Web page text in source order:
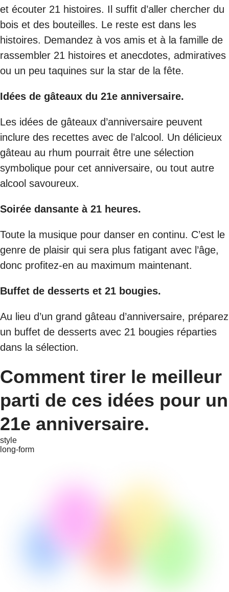
et écouter 21 histoires. Il suffit d’aller chercher du
bois et des bouteilles. Le reste est dans les
histoires. Demandez à vos amis et à la famille de
rassembler 21 histoires et anecdotes, admiratives
ou un peu taquines sur la star de la fête.
Idées de gâteaux du 21e anniversaire.
Les idées de gâteaux d’anniversaire peuvent
inclure des recettes avec de l’alcool. Un délicieux
gâteau au rhum pourrait être une sélection
symbolique pour cet anniversaire, ou tout autre
alcool savoureux.
Soirée dansante à 21 heures.
Toute la musique pour danser en continu. C’est le
genre de plaisir qui sera plus fatigant avec l’âge,
donc profitez-en au maximum maintenant.
Buffet de desserts et 21 bougies.
Au lieu d’un grand gâteau d’anniversaire, préparez
un buffet de desserts avec 21 bougies réparties
dans la sélection.
Comment tirer le meilleur
parti de ces idées pour un
21e anniversaire.
style
long-form